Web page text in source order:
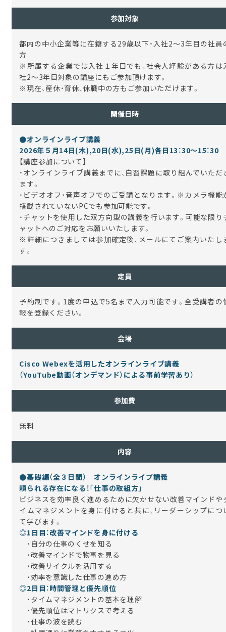
参加対象
都内の中小企業等に在籍する29歳以下・入社2～3年目の社員
方
※所属する企業では入社１年目でも、社会人経験がある方は
社2～3年目対象の講座にもご参加頂けます。
※現在、産休・育休、休職中の方もご参加いただけます。
開催日時
●オンラインライブ講義
2026年５月14日(木),20日(水),25日(月)各日13：30～15：30
【講座参加について】
・オンラインライブ講義までに、自習課題に取り組んでいただ
ます。
・ビデオオフ・音声オフでのご受講となります。※カメラ機能
搭載されていないPCでも参加可能です。
・チャットを使用した双方向型の講義を行います。可能な限り
ャットへのご対応をお願いいたします。
※詳細につきましては参加確定後、メールにてご案内いたし
す。
定員
予約制です。1度の申込で5名まで入力可能です。全受講者の
報を登録ください。
会場
Cisco Webexを活用したオンラインライブ講義
（YouTube動画（オンデマンド）による事前学習あり）
参加費
無料
内容
●基礎編（全３日間） オンラインライブ講義
頼られる存在になる！「仕事の取組方」
ビジネスを効率良く進めるために欠かせない改善マインドや
イムマネジメントを身に付けると共に、リーダーシップにつ
て学びます。
◎1日目：改善マインドを身に付ける
・自分の仕事のくせを知る
・改善マインドで物事を見る
・改善サイクルを活用する
・効率を意識した仕事の進め方
◎2日目：時間管理と優先順位
・タイムマネジメントの基本を理解
・優先順位はマトリクスで考える
・仕事の波を読む